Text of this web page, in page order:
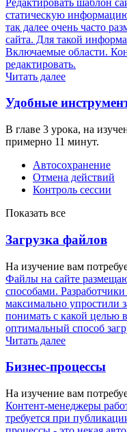
статическую
так далее очень часто
сайта. Для такой
Включаемые области.
редактировать.
Читать далее
Удобные
В главе 3 урока, на
примерно 11 минут.
Автосохранение
Отмена действий
Контроль сессии
Показать все
Загрузка файлов
На изучение вам
Файлы на сайте
способами.
максимально упростили
понимать с какой целью
оптимальный способ
Читать далее
Бизнес-процессы
На изучение вам
Контент-менеджеры
требуется при